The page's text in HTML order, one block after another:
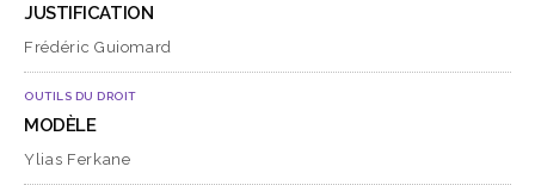
JUSTIFICATION
Frédéric Guiomard
OUTILS DU DROIT
MODÈLE
Ylias Ferkane